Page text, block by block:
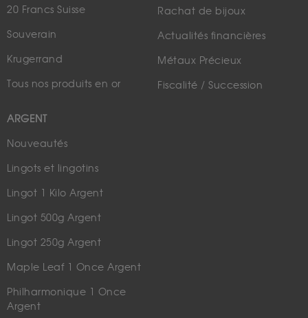
20 Francs Suisse
Souverain
Krugerrand
Tous nos produits en or
ARGENT
Nouveautés
Lingots et lingotins
Lingot 1 Kilo Argent
Lingot 500g Argent
Lingot 250g Argent
Maple Leaf 1 Once Argent
Philharmonique 1 Once
Argent
Rachat de bijoux
Actualités financières
Métaux Précieux
Fiscalité / Succession